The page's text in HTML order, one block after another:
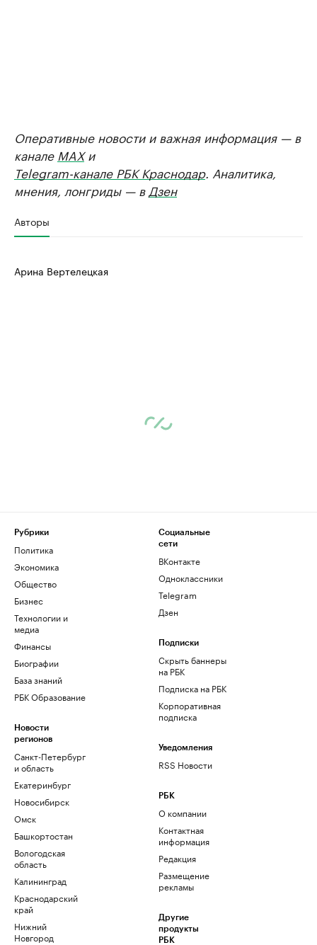
Оперативные новости и важная информация — в
канале MAXи
Telegram-канале РБК Краснодар. Аналитика,
мнения, лонгриды — в Дзен
Авторы
Арина Вертелецкая
Рубрики
Политика
Экономика
Общество
Бизнес
Технологии и
медиа
Финансы
Биографии
База знаний
РБК Образование
Новости
регионов
Санкт-Петербург
и область
Екатеринбург
Новосибирск
Омск
Башкортостан
Вологодская
область
Калининград
Краснодарский
край
Нижний
Новгород
Социальные
сети
ВКонтакте
Одноклассники
Telegram
Дзен
Подписки
Скрыть баннеры
на РБК
Подписка на РБК
Корпоративная
подписка
Уведомления
RSS Новости
РБК
О компании
Контактная
информация
Редакция
Размещение
рекламы
Другие
продукты
РБК